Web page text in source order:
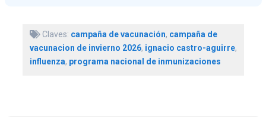
Claves: campaña de vacunación, campaña de
vacunacion de invierno 2026, ignacio castro-aguirre,
influenza, programa nacional de inmunizaciones